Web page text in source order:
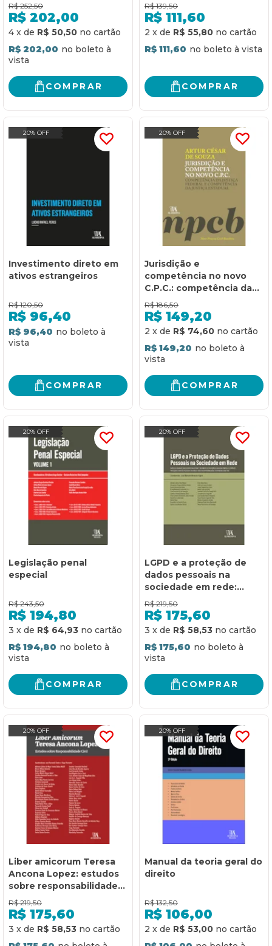
R$ 252,50
R$ 202,00
4 x de R$ 50,50
R$ 202,00
COMPRAR
R$ 139,50
R$ 111,60
2 x de R$ 55,80
R$ 111,60
COMPRAR
20% OFF
Investimento direto em
ativos estrangeiros
R$ 120,50
R$ 96,40
R$ 96,40
COMPRAR
20% OFF
Jurisdição e
competência no novo
C.P.C.: competência da
justiça federal e
competência da justiça
estadual
R$ 186,50
R$ 149,20
2 x de R$ 74,60
R$ 149,20
COMPRAR
20% OFF
Legislação penal
especial
R$ 243,50
R$ 194,80
3 x de R$ 64,93
R$ 194,80
COMPRAR
20% OFF
LGPD e a proteção de
dados pessoais na
sociedade em rede:
dados de crianças e
adolescentes na
internet, tratamento de
proteção de dados no
comércio eletrônico,
proteção de dados de
falecidos, violação de
direitos da personalidade
e responsabilidade c
R$ 219,50
R$ 175,60
3 x de R$ 58,53
R$ 175,60
COMPRAR
20% OFF
Liber amicorum Teresa
Ancona Lopez: estudos
sobre responsabilidade
civil
R$ 219,50
R$ 175,60
3 x de R$ 58,53
20% OFF
Manual da teoria geral do
direito
R$ 132,50
R$ 106,00
2 x de R$ 53,00